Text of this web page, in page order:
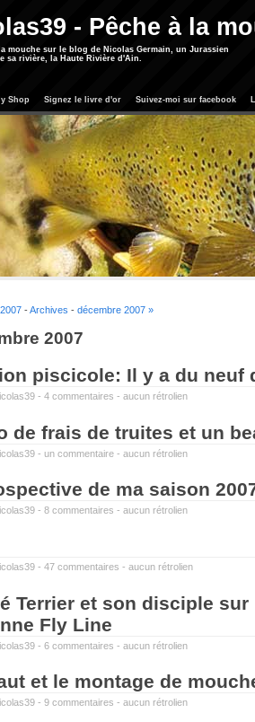
- Pêche à la
mouche sur le blog de Nicolas Germain, un Jurassien
sa rivière, la Haute Rivière d'Ain.
Shop Signez le livre d'or Suivez-moi sur facebook
-Archives - décembre 2007 »
2007
piscicole: Il y a du neuf
- 4 commentaires - aucun rétrolien
de frais de truites et un
- un commentaire - aucun rétrolien
de ma saison
- 8 commentaires - aucun rétrolien
- 47 commentaires - aucun rétrolien
Terrier et son disciple sur
Fly Line
- 6 commentaires - aucun rétrolien
et le montage de
- 9 commentaires - aucun rétrolien